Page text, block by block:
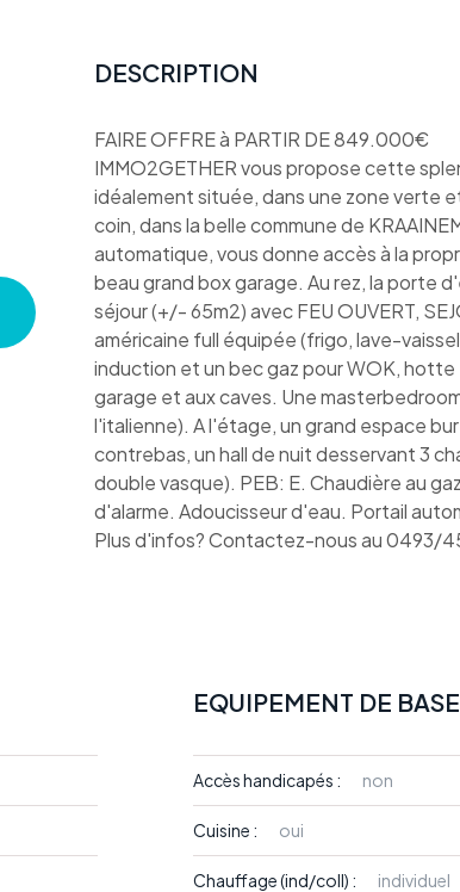
DESCRIPTION
FAIRE OFFRE à PARTIR DE 849.000€
IMMO2GETHER vous propose cette
idéalement située, dans une zone verte
coin, dans la belle commune de
automatique, vous donne accès à la
beau grand box garage. Au rez, la porte
séjour (+/- 65m2) avec FEU OUVERT,
américaine full équipée (frigo, lave-
induction et un bec gaz pour WOK,
garage et aux caves. Une
l'italienne). A l'étage, un grand espace
contrebas, un hall de nuit desservant 3
double vasque). PEB: E. Chaudière au
d'alarme. Adoucisseur d'eau. Portail
Plus d'infos? Contactez-nous au 0493/
EQUIPEMENT DE BASE
Accès handicapés : non
Cuisine : oui
Chauffage (ind/coll) : individuel